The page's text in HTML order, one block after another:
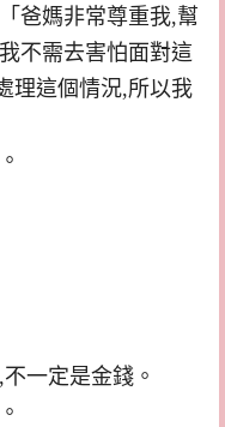
爸媽非常尊重我,幫
不需去害怕面對這
理這個情況,所以我
一定是金錢。